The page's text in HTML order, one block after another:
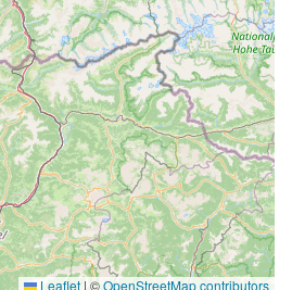
Leaflet | ©OpenStreetMap contributors